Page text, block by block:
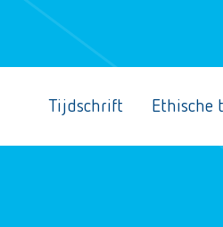
Tijdschrift Ethische